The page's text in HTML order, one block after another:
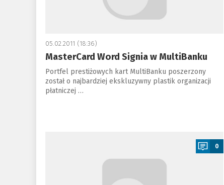
05.02.2011 (18:36)
MasterCard Word Signia w MultiBanku
Portfel prestiżowych kart MultiBanku poszerzony
został o najbardziej ekskluzywny plastik organizacji
płatniczej …
0